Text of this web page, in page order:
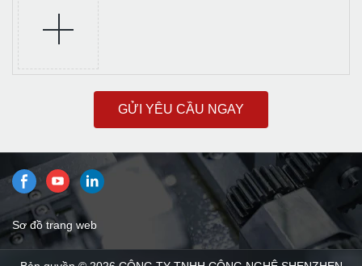
GỬI YÊU CẦU NGAY
Sơ đồ trang web